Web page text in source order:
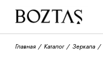
Главная Каталог Зеркала